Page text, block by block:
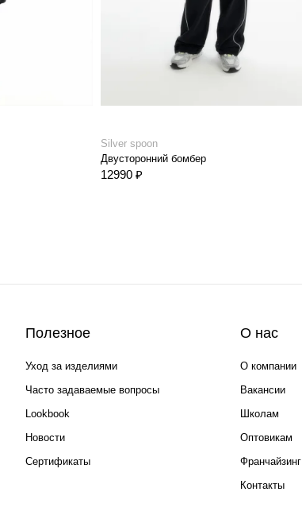
Silver spoon
Двусторонний бомбер
12990 ₽
Полезное
Уход за изделиями
Часто задаваемые вопросы
Lookbook
Новости
Сертификаты
О нас
О компании
Вакансии
Школам
Оптовикам
Франчайзинг
Контакты